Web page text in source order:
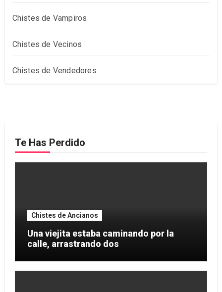
Chistes de Vampiros
Chistes de Vecinos
Chistes de Vendedores
Te Has Perdido
Chistes de Ancianos
Una viejita estaba caminando por la
calle, arrastrando dos